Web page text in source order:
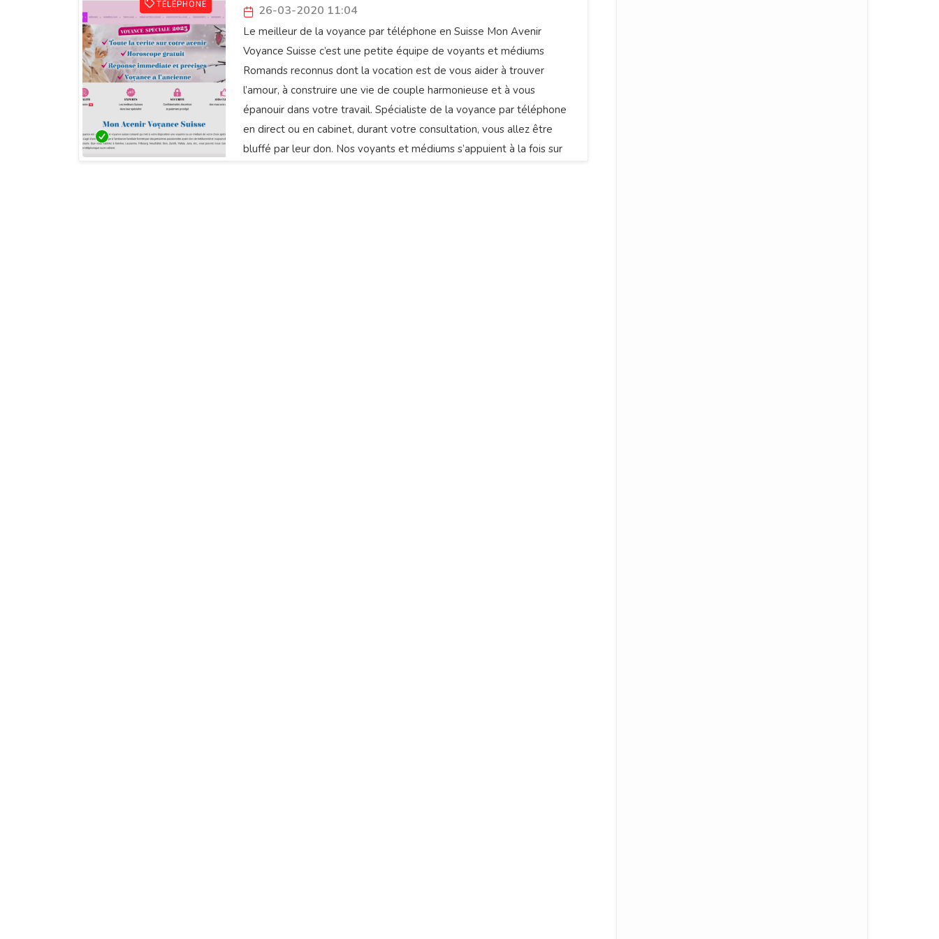
TÉLÉPHONE
26-03-2020 11:04
Le meilleur de la voyance par téléphone en Suisse Mon Avenir
Voyance Suisse c’est une petite équipe de voyants et médiums
Romands reconnus dont la vocation est de vous aider à trouver
l’amour, à construire une vie de couple harmonieuse et à vous
épanouir dans votre travail. Spécialiste de la voyance par téléphone
en direct ou en cabinet, durant votre consultation, vous allez être
bluffé par leur don. Nos voyants et médiums s’appuient à la fois sur